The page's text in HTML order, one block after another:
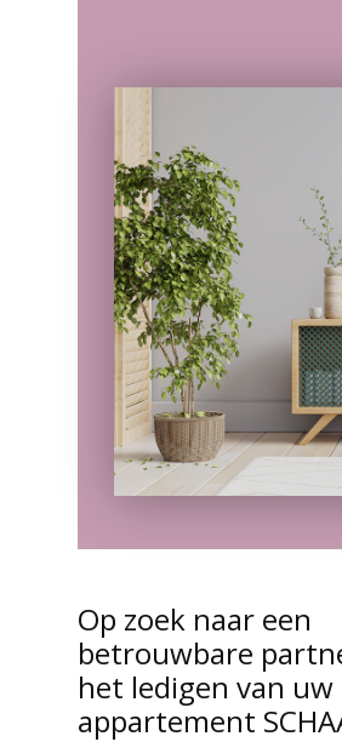
Op zoek naar een
betrouwbare
het ledigen van uw
appartement